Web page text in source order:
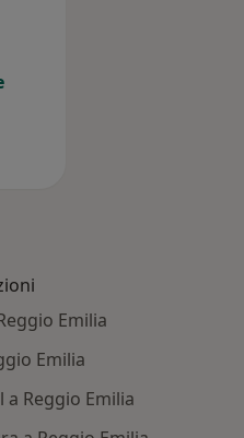
Emilia
Emilia
a Reggio Emilia